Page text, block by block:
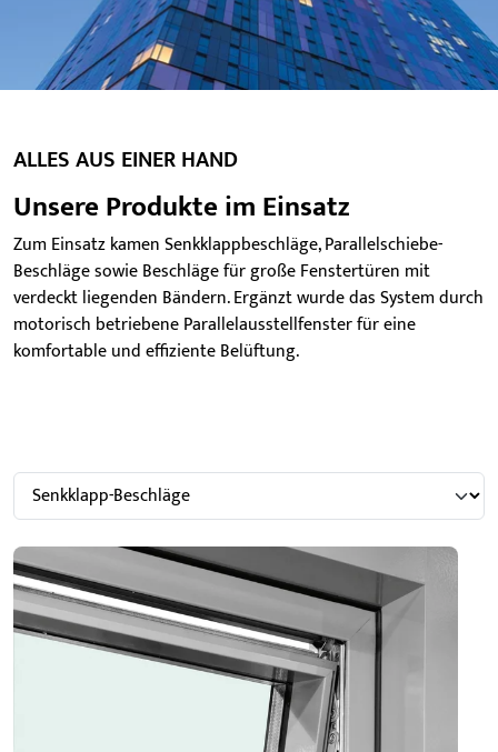
ALLES AUS EINER HAND
Unsere Produkte im Einsatz
Zum Einsatz kamen Senkklappbeschläge, Parallelschiebe-
Beschläge sowie Beschläge für große Fenstertüren mit
verdeckt liegenden Bändern. Ergänzt wurde das System durch
motorisch betriebene Parallelausstellfenster für eine
komfortable und effiziente Belüftung.